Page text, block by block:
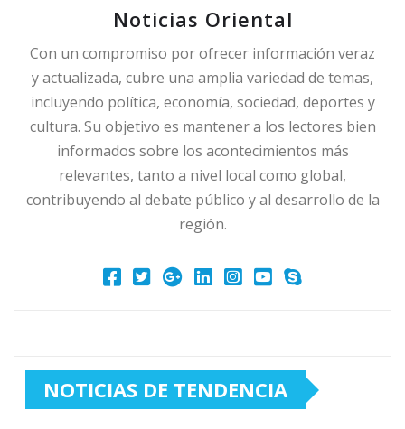
Noticias Oriental
Con un compromiso por ofrecer información veraz
y actualizada, cubre una amplia variedad de temas,
incluyendo política, economía, sociedad, deportes y
cultura. Su objetivo es mantener a los lectores bien
informados sobre los acontecimientos más
relevantes, tanto a nivel local como global,
contribuyendo al debate público y al desarrollo de la
región.
NOTICIAS DE TENDENCIA